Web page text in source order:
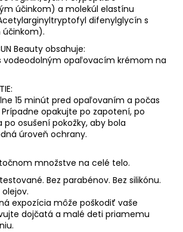
účinkom) a molekúl elastínu
difenylglycín s
Beauty obsahuje:
vodeodolným opaľovacím krémom na
15 minút pred opaľovaním a počas
opakujte po zapotení, po
osušení pokožky, aby bola
úroveň ochrany.
množstve na celé telo.
Bez parabénov. Bez silikónu.
expozícia môže poškodiť vaše
dojčatá a malé deti priamemu